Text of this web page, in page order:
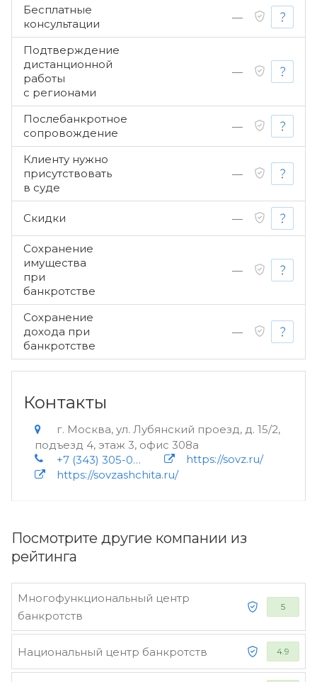
Посмотрите другие компании из
рейтинга
Многофункциональный центр
банкротств
5
Национальный центр банкротств 4.9
Бесплатные
консультации
—
Подтверждение
дистанционной
работы
с регионами
—
Послебанкротное
сопровождение
—
Клиенту нужно
присутствовать
в суде
—
Скидки —
Сохранение
имущества
при
банкротстве
—
Сохранение
дохода при
банкротстве
—
Контакты
г. Москва, ул. Лубянский проезд, д. 15/2,
подъезд 4, этаж 3, офис 308а
+7 (343) 305-01-25+7 (3452) 51-40-37+7 (383) 285-60-28+7 (391) 202-95-32+7 (4232) 79-01-65+7 (495) 021-91-04+7 (495) 125-09-81+7 (343) 317-22-58+7 800 300-62-27+7 800 502-24-85
https://sovz.ru/
https://sovzashchita.ru/